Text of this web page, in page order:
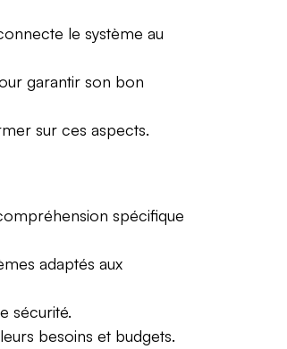
le système au
garantir son bon
sur ces aspects.
spécifique
adaptés aux
sécurité.
besoins et budgets.